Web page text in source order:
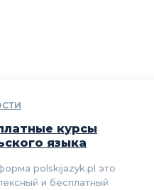
курсы
языка
polskijazyk.pl это
и бесплатный